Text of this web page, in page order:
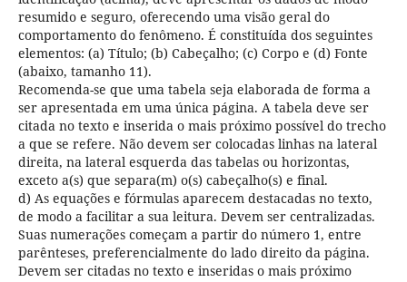
resumido e seguro, oferecendo uma visão geral do
comportamento do fenômeno. É constituída dos seguintes
elementos: (a) Título; (b) Cabeçalho; (c) Corpo e (d) Fonte
(abaixo, tamanho 11).
Recomenda-se que uma tabela seja elaborada de forma a
ser apresentada em uma única página. A tabela deve ser
citada no texto e inserida o mais próximo possível do trecho
a que se refere. Não devem ser colocadas linhas na lateral
direita, na lateral esquerda das tabelas ou horizontas,
exceto a(s) que separa(m) o(s) cabeçalho(s) e final.
d) As equações e fórmulas aparecem destacadas no texto,
de modo a facilitar a sua leitura. Devem ser centralizadas.
Suas numerações começam a partir do número 1, entre
parênteses, preferencialmente do lado direito da página.
Devem ser citadas no texto e inseridas o mais próximo